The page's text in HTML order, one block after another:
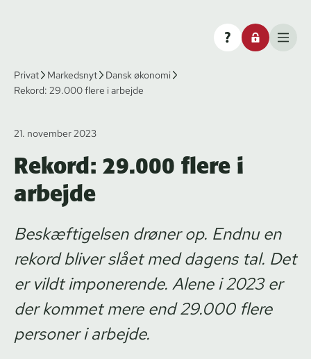
Privat Markedsnyt
Dansk økonomi
Rekord: 29.000 flere i arbejde
21. november 2023
Rekord: 29.000 flere i
arbejde
Beskæftigelsen drøner op. Endnu en
rekord bliver slået med dagens tal. Det
er vildt imponerende. Alene i 2023 er
der kommet mere end 29.000 flere
personer i arbejde.